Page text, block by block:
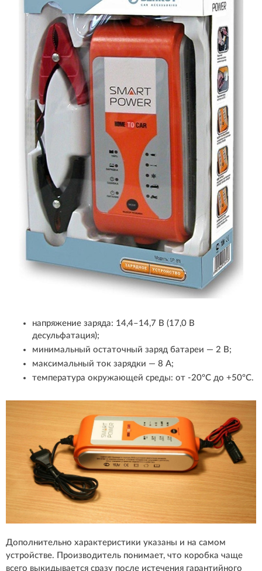
напряжение заряда: 14,4–14,7 В (17,0 В
десульфатация);
минимальный остаточный заряд батареи — 2 B;
максимальный ток зарядки — 8 A;
температура окружающей среды: от -20ºС до +50ºС.
Дополнительно характеристики указаны и на самом
устройстве. Производитель понимает, что коробка чаще
всего выкидывается сразу после истечения гарантийного